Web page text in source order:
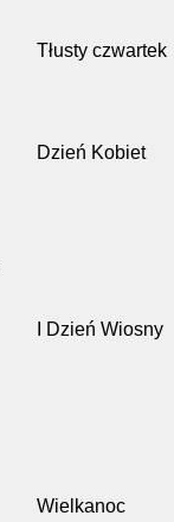
Tłusty czwartek
Dzień Kobiet
I Dzień Wiosny
Wielkanoc